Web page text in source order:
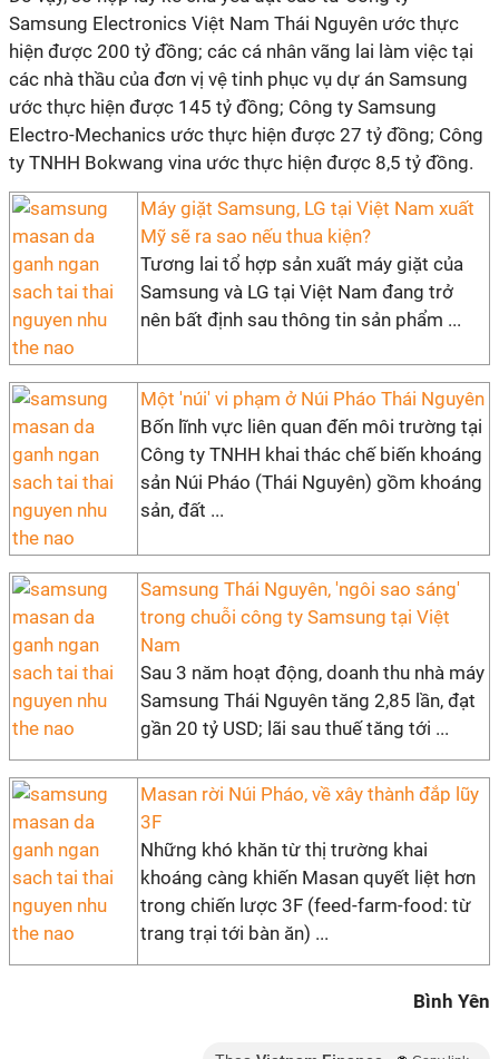
Samsung Electronics Việt Nam Thái Nguyên ước thực
hiện được 200 tỷ đồng; các cá nhân vãng lai làm việc tại
các nhà thầu của đơn vị vệ tinh phục vụ dự án Samsung
ước thực hiện được 145 tỷ đồng; Công ty Samsung
Electro-Mechanics ước thực hiện được 27 tỷ đồng; Công
ty TNHH Bokwang vina ước thực hiện được 8,5 tỷ đồng.
Máy giặt Samsung, LG tại Việt Nam xuất
Mỹ sẽ ra sao nếu thua kiện?
Tương lai tổ hợp sản xuất máy giặt của
Samsung và LG tại Việt Nam đang trở
nên bất định sau thông tin sản phẩm ...
Một 'núi' vi phạm ở Núi Pháo Thái Nguyên
Bốn lĩnh vực liên quan đến môi trường tại
Công ty TNHH khai thác chế biến khoáng
sản Núi Pháo (Thái Nguyên) gồm khoáng
sản, đất ...
Samsung Thái Nguyên, 'ngôi sao sáng'
trong chuỗi công ty Samsung tại Việt
Nam
Sau 3 năm hoạt động, doanh thu nhà máy
Samsung Thái Nguyên tăng 2,85 lần, đạt
gần 20 tỷ USD; lãi sau thuế tăng tới ...
Masan rời Núi Pháo, về xây thành đắp lũy
3F
Những khó khăn từ thị trường khai
khoáng càng khiến Masan quyết liệt hơn
trong chiến lược 3F (feed-farm-food: từ
trang trại tới bàn ăn) ...
Bình Yên